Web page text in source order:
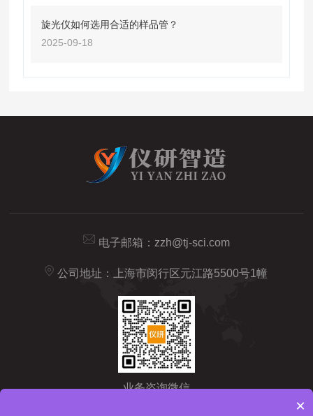
旋光仪如何选用合适的样品管？
2025-09-18
电子邮箱： zzh@tj-sci.com
公司地址：上海市闵行区元江路5500号1幢
业务咨询微信
×